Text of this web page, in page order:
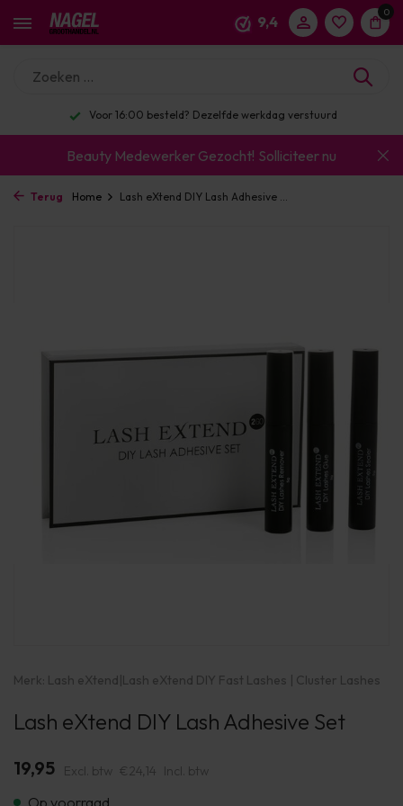
9,4
0
Voor 16:00 besteld? Dezelfde werkdag verstuurd
Beauty Medewerker Gezocht! Solliciteer nu
Terug Home Lash eXtend DIY Lash Adhesive ...
Merk: Lash eXtend|Lash eXtend DIY Fast Lashes | Cluster Lashes
Lash eXtend DIY Lash Adhesive Set
19,95 Excl. btw €24,14 Incl. btw
Op voorraad